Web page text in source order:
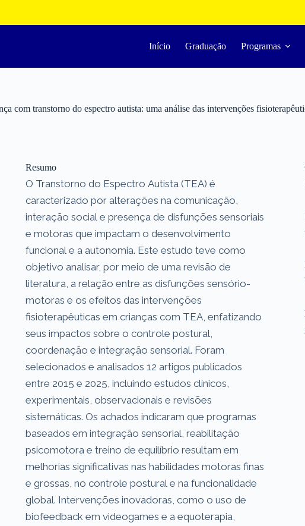
Início Graduação Programas
com transtorno do espectro autista: uma análise das intervenções
Resumo
O Transtorno do Espectro Autista (TEA) é
caracterizado por alterações na comunicação,
interação social e presença de disfunções sensoriais
e motoras que impactam o desenvolvimento
funcional e a autonomia. Este estudo teve como
objetivo analisar, por meio de uma revisão de
literatura, a relação entre as disfunções sensório-
motoras e os efeitos das intervenções
fisioterapêuticas em crianças com TEA, enfatizando
seus impactos sobre o controle postural,
coordenação e integração sensorial. Foram
selecionados e analisados 12 artigos publicados
entre 2015 e 2025, incluindo estudos clínicos,
experimentais, observacionais e revisões
sistemáticas. Os achados indicaram que programas
baseados em integração sensorial, reabilitação
psicomotora e treino de equilíbrio resultam em
melhorias significativas nas habilidades motoras finas
e grossas, no controle postural e na funcionalidade
global. Intervenções inovadoras, como o uso de
biofeedback em videogames e a equoterapia,